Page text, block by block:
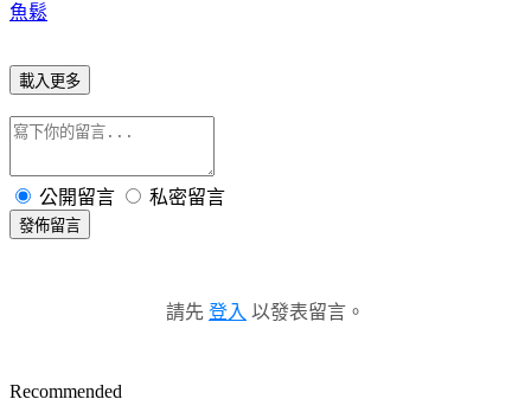
魚鬆
載入更多
公開留言 私密留言
發佈留言
請先 登入 以發表留言。
Recommended